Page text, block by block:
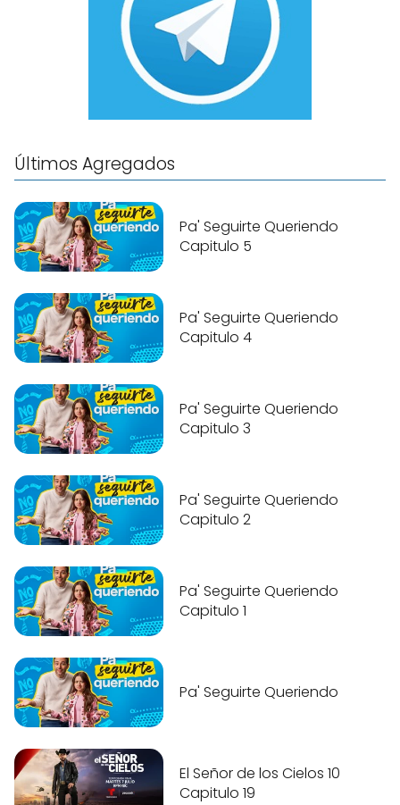
Últimos Agregados
Pa' Seguirte Queriendo
Capitulo 5
Pa' Seguirte Queriendo
Capitulo 4
Pa' Seguirte Queriendo
Capitulo 3
Pa' Seguirte Queriendo
Capitulo 2
Pa' Seguirte Queriendo
Capitulo 1
Pa' Seguirte Queriendo
El Señor de los Cielos 10
Capitulo 19